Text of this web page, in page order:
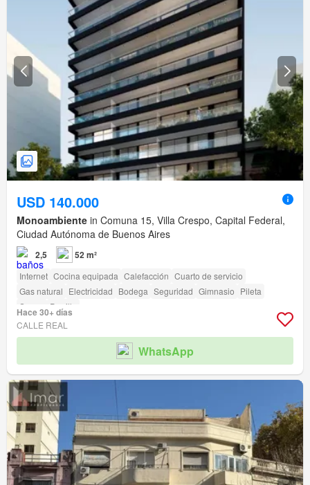
USD 140.000
Monoambiente in Comuna 15, Villa Crespo, Capital Federal,
Ciudad Autónoma de Buenos Aires
2,5 52 m²
Internet Cocina equipada Calefacción Cuarto de servicio
Gas natural Electricidad Bodega Seguridad Gimnasio Pileta
Sauna
Parrilla
Hace 30+ días
CALLE REAL
WhatsApp